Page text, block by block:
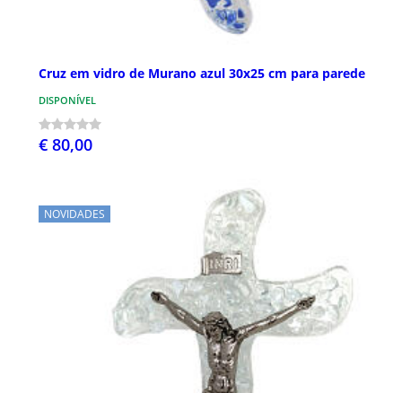
Cruz em vidro de Murano azul 30x25 cm para parede
DISPONÍVEL
€ 80,00
NOVIDADES